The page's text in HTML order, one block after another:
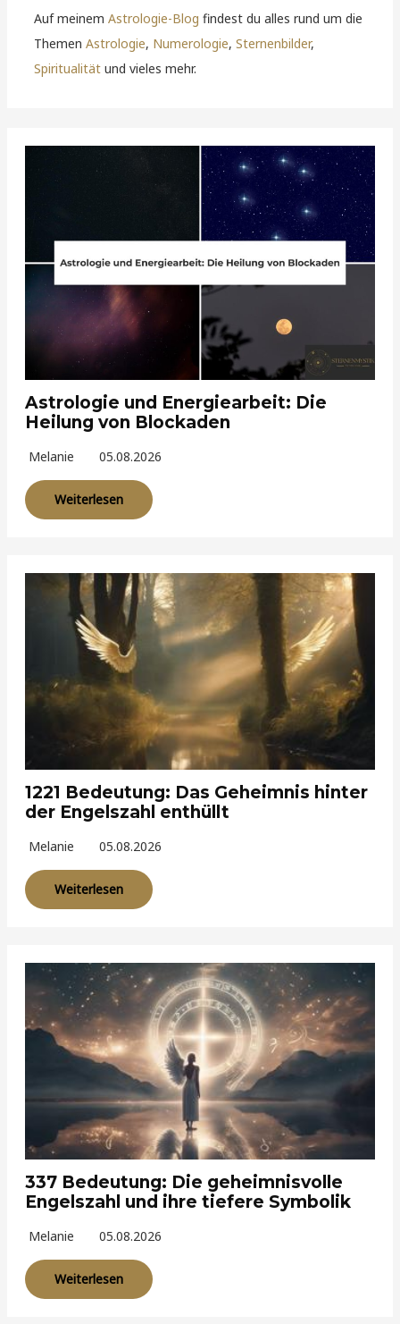
Auf meinemAstrologie-Blog findest du alles rund um die
ThemenAstrologie, Numerologie,Sternenbilder,
Spiritualität und vieles mehr.
Astrologie und Energiearbeit: Die
Heilung von Blockaden
Melanie 05.08.2026
Weiterlesen
1221 Bedeutung: Das Geheimnis hinter
der Engelszahl enthüllt
Melanie 05.08.2026
Weiterlesen
337 Bedeutung: Die geheimnisvolle
Engelszahl und ihre tiefere Symbolik
Melanie 05.08.2026
Weiterlesen